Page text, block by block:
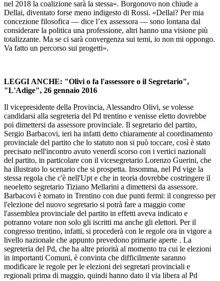
nel 2018 la coalizione sarà la stessa». Borgonovo non chiude a
Dellai, diventato forse meno indigesto di Rossi. «Dellai? Per mia
concezione filosofica — dice l’ex assessora — sono lontana dal
considerare la politica una professione, altri hanno una visione più
totalizzante. Ma se ci sarà convergenza sui temi, io non mi oppongo.
Va fatto un percorso sui progetti».
LEGGI ANCHE: "Olivi o fa l'assessore o il Segretario",
"L'Adige", 26 gennaio 2016
Il vicepresidente della Provincia, Alessandro Olivi, se volesse
candidarsi alla segreteria del Pd trentino e venisse eletto dovrebbe
poi dimettersi da assessore provinciale. Il segretario del partito,
Sergio Barbacovi, ieri ha infatti detto chiaramente al coordinamento
provinciale del partito che lo statuto non si può toccare, così è stato
precisato nell'incontro avuto venerdì scorso con i vertici nazionali
del partito, in particolare con il vicesegretario Lorenzo Guerini, che
ha illustrato lo scenario che si prospetta. Insomma, nel Pd vige la
stessa regola che c'è nell'Upt e che in teoria dovrebbe costringere il
neoeletto segretario Tiziano Mellarini a dimettersi da assessore.
Barbacovi è tornato in Trentino con due punti fermi: il congresso per
l'elezione del nuovo segretario si potrà fare a maggio come
l'assemblea provinciale del partito in effetti aveva indicato e
potranno votare non solo gli iscritti ma anche gli elettori. Per il
congresso trentino, infatti, si procederà con le regole ora in vigore a
livello nazionale che appunto prevedono primarie aperte . La
segreteria del Pd, che ha altre priorità al momento tra cui le elezioni
in importanti Comuni, è convinta che difficilmente saranno
modificare le regole per le elezioni dei segretari provinciali e
regionali prima di maggio, quindi hanno dato il via libera al Pd